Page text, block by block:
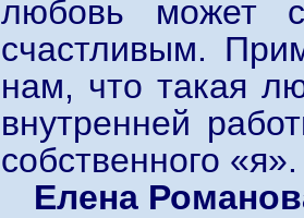
любовь может
счастливым.
нам, что такая
внутренней
собственного «я».
Елена